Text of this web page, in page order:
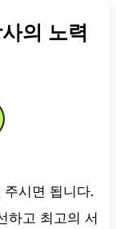
의 노력
시면 됩니다.
하고 최고의 서